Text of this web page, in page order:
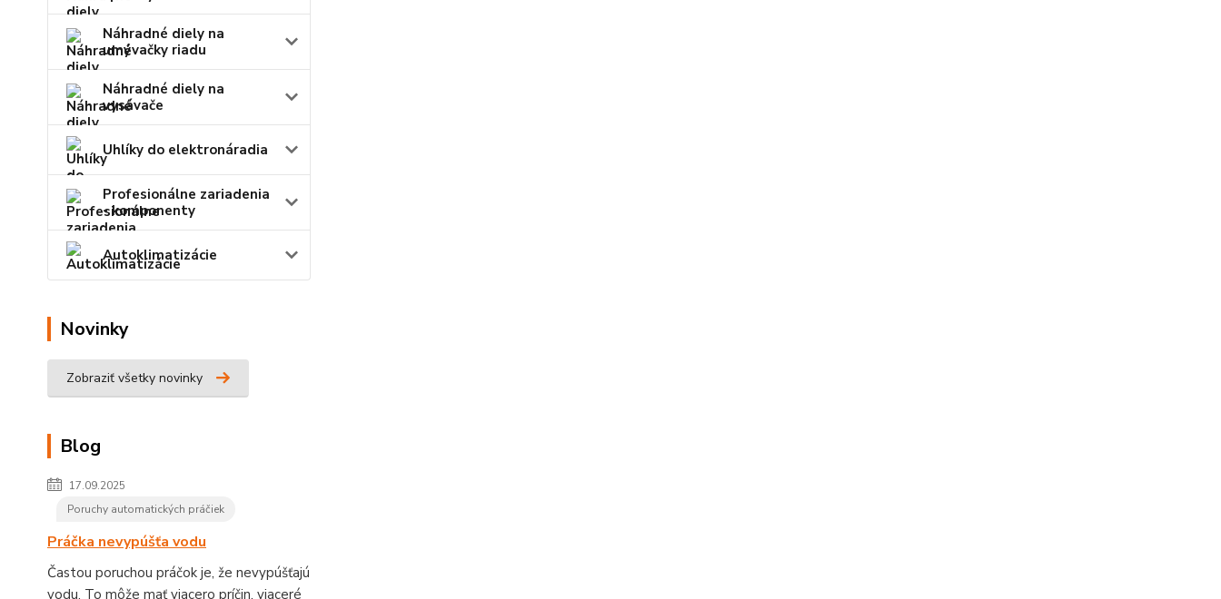
Náhradné diely na
umývačky riadu
Náhradné diely na
vysávače
Uhlíky do elektronáradia
Profesionálne zariadenia
- komponenty
Autoklimatizácie
Novinky
Zobraziť všetky novinky
Blog
17.09.2025
Poruchy automatických práčiek
Práčka nevypúšťa vodu
Častou poruchou práčok je, že nevypúšťajú
vodu. To môže mať viacero príčin, viaceré